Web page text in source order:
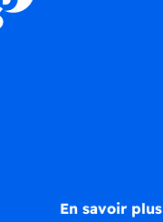
En savoir plus